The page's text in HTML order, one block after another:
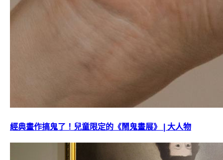
經典畫作搞鬼了！兒童限定的《鬧鬼畫展》 | 大人物